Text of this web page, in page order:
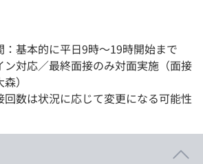
基本的に平日9時～19時開始まで
対応／最終面接のみ対面実施（面接
）
数は状況に応じて変更になる可能性